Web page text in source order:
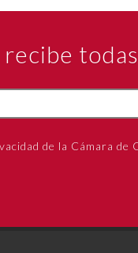
de la Cámara de